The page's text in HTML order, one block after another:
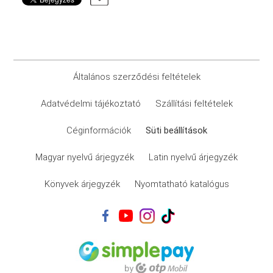
Általános szerződési feltételek
Adatvédelmi tájékoztató Szállítási feltételek
Céginformációk Süti beállítások
Magyar nyelvű árjegyzék Latin nyelvű árjegyzék
Könyvek árjegyzék Nyomtatható katalógus